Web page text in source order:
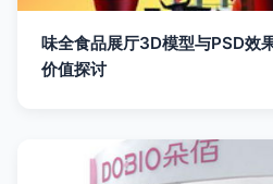
味全食品展厅3D模型与PSD效
价值探讨